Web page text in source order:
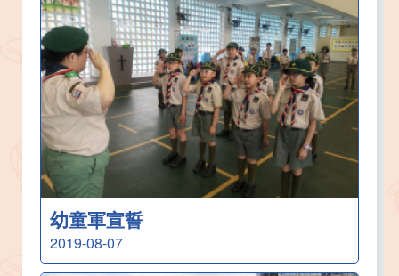
幼童軍宣誓
2019-08-07